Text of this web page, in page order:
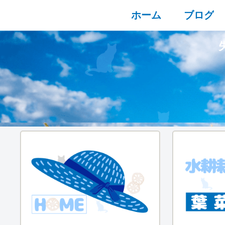
ホーム ブログ